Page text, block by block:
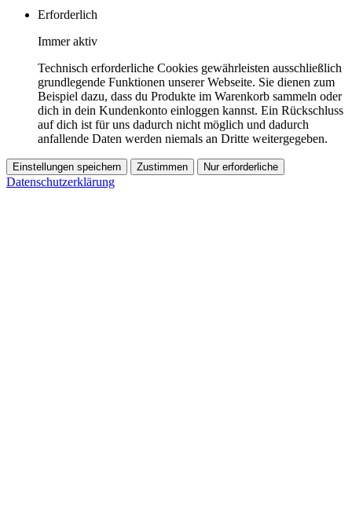
Erforderlich
Immer aktiv
Technisch erforderliche Cookies gewährleisten ausschließlich
grundlegende Funktionen unserer Webseite. Sie dienen zum
Beispiel dazu, dass du Produkte im Warenkorb sammeln oder
dich in dein Kundenkonto einloggen kannst. Ein Rückschluss
auf dich ist für uns dadurch nicht möglich und dadurch
anfallende Daten werden niemals an Dritte weitergegeben.
Einstellungen speichern Zustimmen Nur erforderliche
Datenschutzerklärung